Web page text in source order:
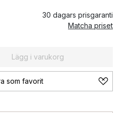
30 dagars prisgaranti
Matcha priset
Lägg i varukorg
som favorit